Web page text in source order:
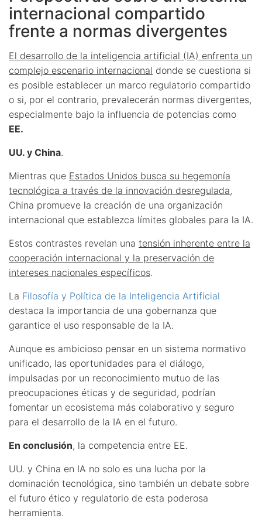
internacional compartido
frente a normas divergentes
El desarrollo de la inteligencia artificial (IA) enfrenta un
complejo escenario internacional donde se cuestiona si
es posible establecer un marco regulatorio compartido
o si, por el contrario, prevalecerán normas divergentes,
especialmente bajo la influencia de potencias como
EE.
UU. y China.
Mientras que Estados Unidos busca su hegemonía
tecnológica a través de la innovación desregulada,
China promueve la creación de una organización
internacional que establezca límites globales para la IA.
Estos contrastes revelan una tensión inherente entre la
cooperación internacional y la preservación de
intereses nacionales específicos.
La Filosofía y Política de la Inteligencia Artificial
destaca la importancia de una gobernanza que
garantice el uso responsable de la IA.
Aunque es ambicioso pensar en un sistema normativo
unificado, las oportunidades para el diálogo,
impulsadas por un reconocimiento mutuo de las
preocupaciones éticas y de seguridad, podrían
fomentar un ecosistema más colaborativo y seguro
para el desarrollo de la IA en el futuro.
En conclusión, la competencia entre EE.
UU. y China en IA no solo es una lucha por la
dominación tecnológica, sino también un debate sobre
el futuro ético y regulatorio de esta poderosa
herramienta.